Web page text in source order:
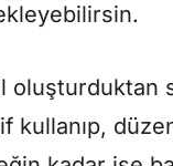
oluşturduktan
kullanıp,